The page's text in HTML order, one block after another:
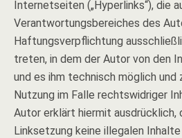
Internetseiten („Hyperlinks“), die
Verantwortungsbereiches des
Haftungsverpflichtung
treten, in dem der Autor von den
und es ihm technisch möglich und
Nutzung im Falle rechtswidriger
Autor erklärt hiermit ausdrücklich,
Linksetzung keine illegalen